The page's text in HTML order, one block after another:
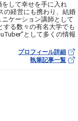
して幸せを手に入れ
の経営にも携わり、結婚
ケーション講師として
する数々の有名大学でも
として多くの情報
プロフィール詳細
執筆記事一覧